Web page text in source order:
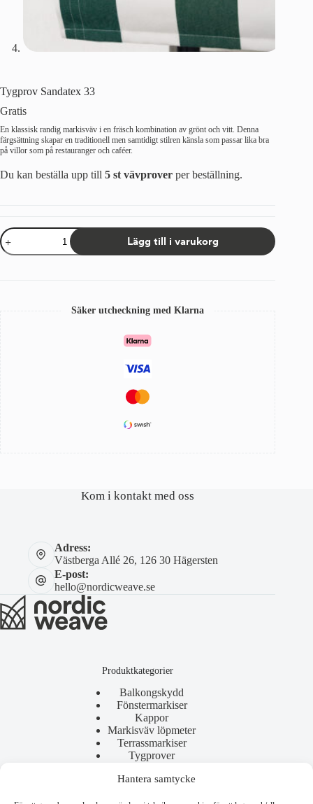
Hantera samtycke
Tygprov Sandatex 33
Gratis
En klassisk randig markisväv i en fräsch kombination av grönt och vitt. Denna
färgsättning skapar en traditionell men samtidigt stilren känsla som passar lika bra
på villor som på restauranger och caféer.
Du kan beställa upp till 5 st vävprover per beställning.
Tygprov
Sandatex
33
Lägg till i varukorg
Säker utcheckning med Klarna
Kom i kontakt med oss
Adress:
Västberga Allé 26, 126 30 Hägersten
E-post:
hello@nordicweave.se
Produktkategorier
Balkongskydd
Fönstermarkiser
Kappor
Markisväv löpmeter
Terrassmarkiser
Tygprover